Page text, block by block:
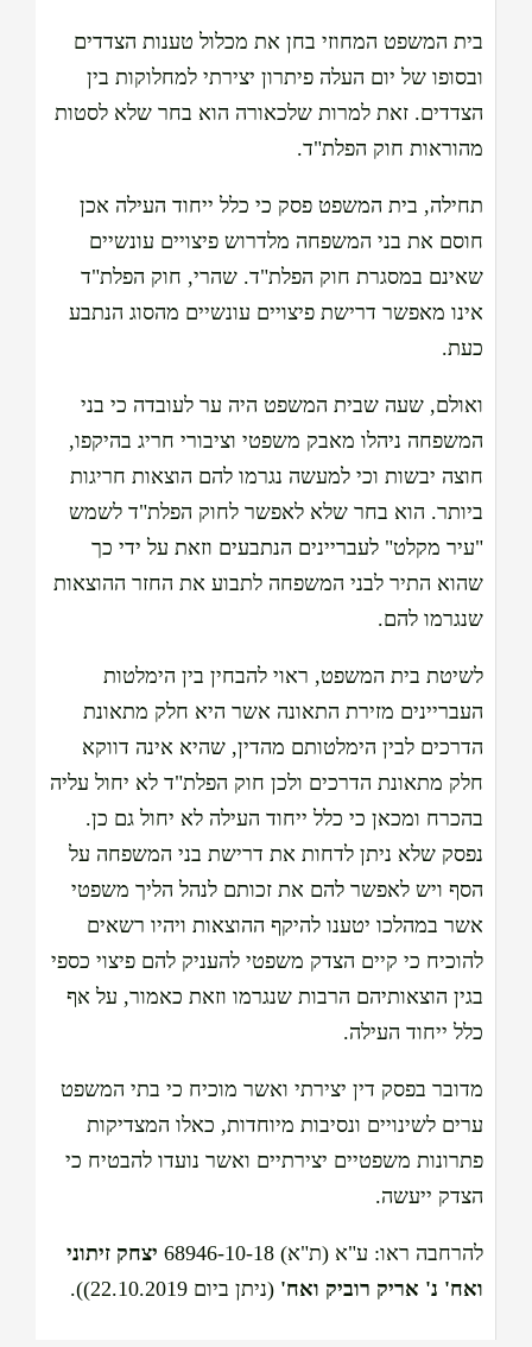
בית המשפט המחוזי בחן את מכלול טענות הצדדים
ובסופו של יום העלה פיתרון יצירתי למחלוקות בין
הצדדים. זאת למרות שלכאורה הוא בחר שלא לסטות
מהוראות חוק הפלת"ד.
תחילה, בית המשפט פסק כי כלל ייחוד העילה אכן
חוסם את בני המשפחה מלדרוש פיצויים עונשיים
שאינם במסגרת חוק הפלת"ד. שהרי, חוק הפלת"ד
אינו מאפשר דרישת פיצויים עונשיים מהסוג הנתבע
כעת.
ואולם, שעה שבית המשפט היה ער לעובדה כי בני
המשפחה ניהלו מאבק משפטי וציבורי חריג בהיקפו,
חוצה יבשות וכי למעשה נגרמו להם הוצאות חריגות
ביותר. הוא בחר שלא לאפשר לחוק הפלת"ד לשמש
"עיר מקלט" לעבריינים הנתבעים וזאת על ידי כך
שהוא התיר לבני המשפחה לתבוע את החזר ההוצאות
שנגרמו להם.
לשיטת בית המשפט, ראוי להבחין בין הימלטות
העבריינים מזירת התאונה אשר היא חלק מתאונת
הדרכים לבין הימלטותם מהדין, שהיא אינה דווקא
חלק מתאונת הדרכים ולכן חוק הפלת"ד לא יחול עליה
בהכרח ומכאן כי כלל ייחוד העילה לא יחול גם כן.
נפסק שלא ניתן לדחות את דרישת בני המשפחה על
הסף ויש לאפשר להם את זכותם לנהל הליך משפטי
אשר במהלכו יטענו להיקף ההוצאות ויהיו רשאים
להוכיח כי קיים הצדק משפטי להעניק להם פיצוי כספי
בגין הוצאותיהם הרבות שנגרמו וזאת כאמור, על אף
כלל ייחוד העילה.
מדובר בפסק דין יצירתי ואשר מוכיח כי בתי המשפט
ערים לשינויים ונסיבות מיוחדות, כאלו המצדיקות
פתרונות משפטיים יצירתיים ואשר נועדו להבטיח כי
הצדק ייעשה.
להרחבה ראו: ע"א (ת"א) 68946-10-18
יצחק זיתוני
ואח' נ' אריק רוביק ואח' (ניתן ביום 22.10.2019)).